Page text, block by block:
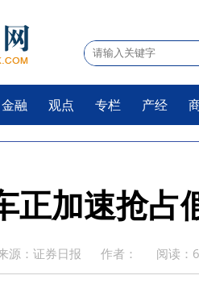
金融 观点 专栏 产经
正加速抢占
源：证券日报 作者： 阅读：